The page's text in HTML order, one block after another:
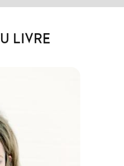
LIVRE